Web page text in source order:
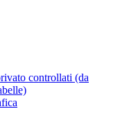
controllati (da